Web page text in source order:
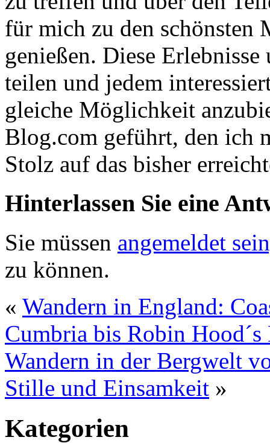
für mich zu den schönsten
genießen. Diese
teilen und jedem
gleiche Möglichkeit
Blog.com geführt, den ich
Stolz auf das bisher
Hinterlassen Sie eine
Sie müssen angemeldet
zu können.
« Wandern in England:
Cumbria bis Robin
Wandern in der Bergwelt
Stille und Einsamkeit »
Kategorien